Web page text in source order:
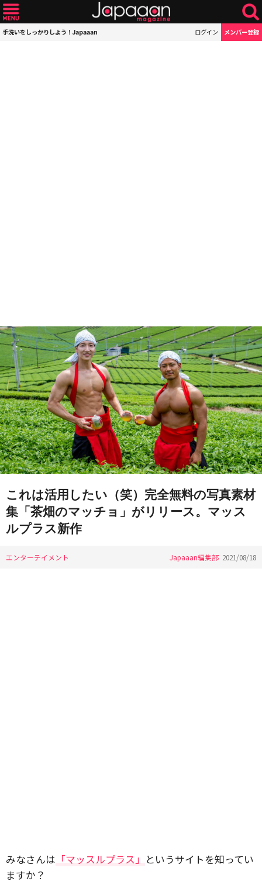
手洗いをしっかりしよう！Japaaan ログイン メンバー登録
これは活用したい（笑）完全無料の写真素材
集「茶畑のマッチョ」がリリース。マッス
ルプラス新作
エンターテイメント Japaaan編集部 2021/08/18
みなさんは 「マッスルプラス」 というサイトを知ってい
ますか？